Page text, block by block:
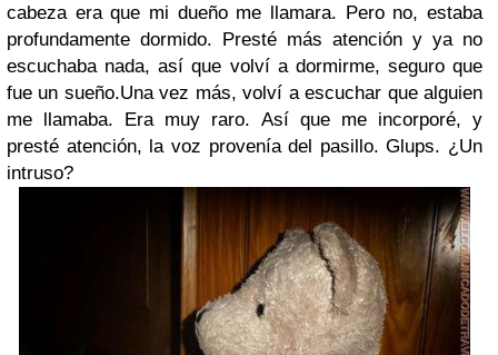
cabeza era que mi dueño me llamara. Pero no, estaba
profundamente dormido. Presté más atención y ya no
escuchaba nada, así que volví a dormirme, seguro que
fue un sueño.Una vez más, volví a escuchar que alguien
me llamaba. Era muy raro. Así que me incorporé, y
presté atención, la voz provenía del pasillo. Glups. ¿Un
intruso?